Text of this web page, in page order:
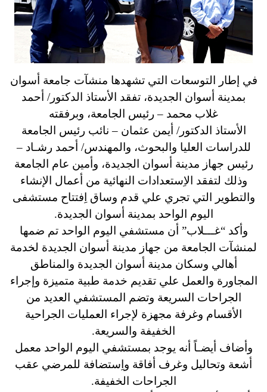
في إطار التوسعات التي تشهدها منشآت جامعة أسوان
بمدينة أسوان الجديدة، تفقد الأستاذ الدكتور/ أحمد
غلاب محمد – رئيس الجامعة، وبرفقته
الأستاذ الدكتور/ أيمن عثمان – نائب رئيس الجامعة
للدراسات العليا والبحوث، والمهندس/ أحمد رشـاد –
رئيس جهاز مدينة أسوان الجديدة، وأمين عام الجامعة
وذلك لتفقد الاِستعدادات النهائية من أعمال الإنشاء
والتطوير التي تجري علي قدم وساق اِفتتاح مستشفى
اليوم الواحد بمدينة أسوان الجديدة.
وأكد “غـــلاب” أن مستشفي اليوم الواحد تم ضمها
لمنشآت الجامعة من جهاز مدينة أسوان الجديدة لخدمة
أهالي وسكان مدينة أسوان الجديدة والمناطق
المجاورة والعمل علي تقديم خدمة طبية متميزة وإجراء
الجراحات السريعة وتضم المستشفي العديد من
الأقسام وغرفة مجهزة لإجراء العمليات الجراحية
الخفيفة والسريعة.
وأضاف أيضـاً أنه يوجد بمستشفي اليوم الواحد معمل
أشعة وتحاليل وغرف أفاقة واِستضافة للمرضي عقب
الجراحات الخفيفة.